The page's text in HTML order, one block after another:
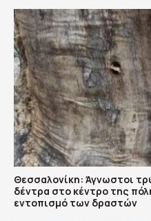
Θεσσαλονίκη: Άγνωστοι
δέντρα στο κέντρο της
εντοπισμό των δραστών